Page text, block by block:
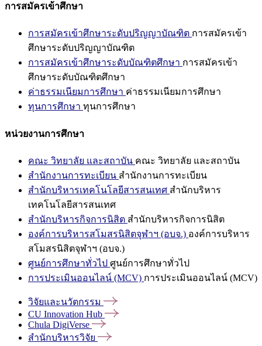
การสมัครเข้าศึกษา
การสมัครเข้าศึกษาระดับปริญญาบัณฑิต การสมัครเข้า
ศึกษาระดับปริญญาบัณฑิต
การสมัครเข้าศึกษาระดับบัณฑิตศึกษา การสมัครเข้า
ศึกษาระดับบัณฑิตศึกษา
ค่าธรรมเนียมการศึกษา ค่าธรรมเนียมการศึกษา
ทุนการศึกษา ทุนการศึกษา
หน่วยงานการศึกษา
คณะ วิทยาลัย และสถาบัน คณะ วิทยาลัย และสถาบัน
สำนักงานการทะเบียน สำนักงานการทะเบียน
สำนักบริหารเทคโนโลยีสารสนเทศ สำนักบริหาร
เทคโนโลยีสารสนเทศ
สำนักบริหารกิจการนิสิต สำนักบริหารกิจการนิสิต
องค์การบริหารสโมสรนิสิตจุฬาฯ (อบจ.) องค์การบริหาร
สโมสรนิสิตจุฬาฯ (อบจ.)
ศูนย์การศึกษาทั่วไป ศูนย์การศึกษาทั่วไป
การประเมินออนไลน์ (MCV) การประเมินออนไลน์ (MCV)
วิจัยและนวัตกรรม
CU Innovation Hub
Chula DigiVerse
สำนักบริหารวิจัย